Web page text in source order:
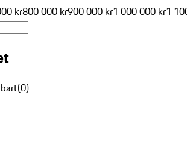
kr800 000 kr900 000 kr1 000 000 kr1
(0)